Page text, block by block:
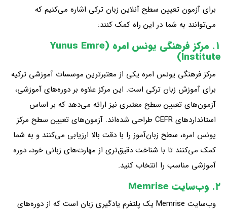
برای آزمون تعیین سطح آنلاین زبان ترکی اشاره می‌کنیم که
می‌توانند به شما در این راه کمک کنند:
۱. مرکز فرهنگی یونس امره (Yunus Emre
Institute)
مرکز فرهنگی یونس امره یکی از معتبرترین موسسات آموزشی ترکیه
برای آموزش زبان ترکی است. این مرکز علاوه بر دوره‌های آموزشی،
آزمون‌های تعیین سطح معتبری نیز ارائه می‌دهد که بر اساس
استانداردهای CEFR طراحی شده‌اند. آزمون‌های تعیین سطح مرکز
یونس امره، سطح زبان‌آموز را با دقت بالا ارزیابی می‌کنند و به شما
کمک می‌کنند تا با شناخت دقیق‌تری از مهارت‌های زبانی خود، دوره
آموزشی مناسب را انتخاب کنید.
۲. وب‌سایت Memrise
وب‌سایت Memrise یک پلتفرم یادگیری زبان است که از دوره‌های